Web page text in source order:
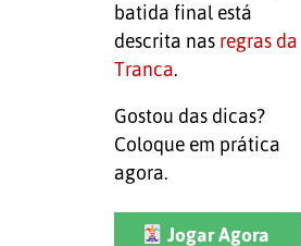
batida final está
descrita nas regras da
Tranca.
Gostou das dicas?
Coloque em prática
agora.
Jogar Agora